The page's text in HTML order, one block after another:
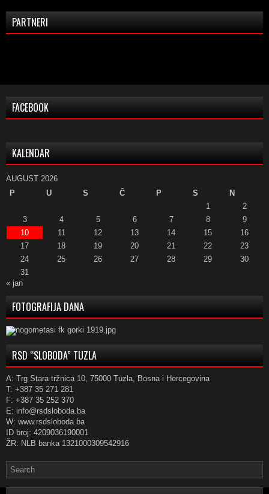
PARTNERI
FACEBOOK
KALENDAR
AUGUST 2026
P
U S Č P S
N
1
2
3
4 5 6 7 8
9
10
11 12 13 14 15
16
17
18 19 20 21 22
23
24
25 26 27 28 29
30
31
« jan
FOTOGRAFIJA DANA
RSD “SLOBODA” TUZLA
A: Trg Stara tržnica 10, 75000 Tuzla, Bosna i Hercegovina
T: +387 35 271 281
F: +387 35 252 370
E: info@rsdsloboda.ba
W: www.rsdsloboda.ba
ID broj: 4209036190001
ŽR: NLB banka 1321000309542916